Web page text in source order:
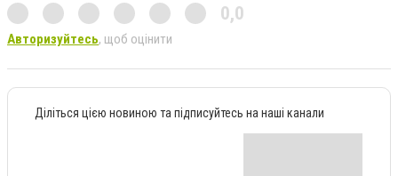
0,0
Авторизуйтесь, щоб оцінити
Діліться цією новиною та підписуйтесь на наші канали